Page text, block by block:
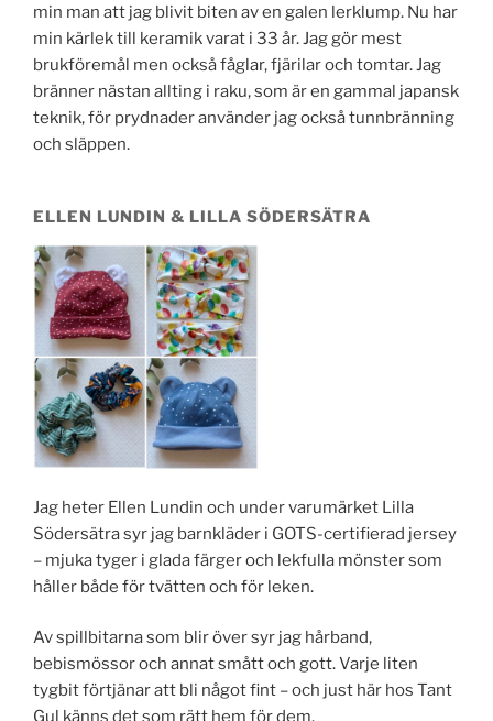
min man att jag blivit biten av en galen lerklump. Nu har
min kärlek till keramik varat i 33 år. Jag gör mest
brukföremål men också fåglar, fjärilar och tomtar. Jag
bränner nästan allting i raku, som är en gammal japansk
teknik, för prydnader använder jag också tunnbränning
och släppen.
ELLEN LUNDIN & LILLA SÖDERSÄTRA
Jag heter Ellen Lundin och under varumärket Lilla
Södersätra syr jag barnkläder i GOTS-certifierad jersey
– mjuka tyger i glada färger och lekfulla mönster som
håller både för tvätten och för leken.
Av spillbitarna som blir över syr jag hårband,
bebismössor och annat smått och gott. Varje liten
tygbit förtjänar att bli något fint – och just här hos Tant
Gul känns det som rätt hem för dem.